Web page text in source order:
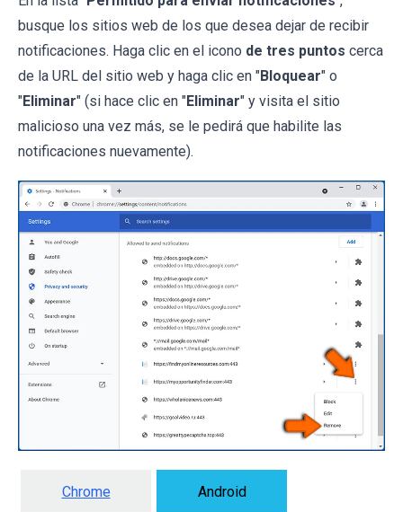
busque los sitios web de los que desea dejar de recibir
notificaciones. Haga clic en el icono de tres puntos cerca
de la URL del sitio web y haga clic en "Bloquear" o
"Eliminar" (si hace clic en "Eliminar" y visita el sitio
malicioso una vez más, se le pedirá que habilite las
notificaciones nuevamente).
Chrome Android